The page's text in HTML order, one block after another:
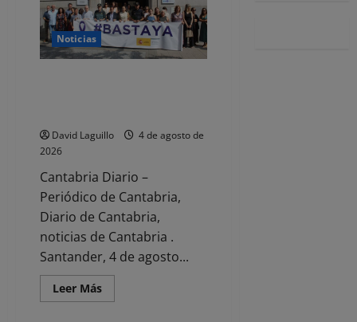
Noticias
David Laguillo
4 de agosto de
2026
Cantabria Diario –
Periódico de Cantabria,
Diario de Cantabria,
noticias de Cantabria .
Santander, 4 de agosto...
Leer MásLeer
más